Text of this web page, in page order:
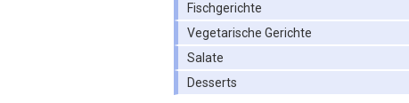
Fischgerichte
Vegetarische Gerichte
Salate
Desserts